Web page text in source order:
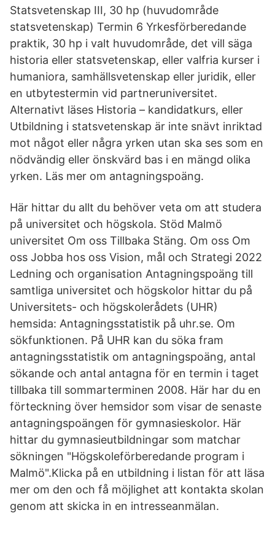
Statsvetenskap III, 30 hp (huvudområde
statsvetenskap) Termin 6 Yrkesförberedande
praktik, 30 hp i valt huvudområde, det vill säga
historia eller statsvetenskap, eller valfria kurser i
humaniora, samhällsvetenskap eller juridik, eller
en utbytestermin vid partneruniversitet.
Alternativt läses Historia – kandidatkurs, eller
Utbildning i statsvetenskap är inte snävt inriktad
mot något eller några yrken utan ska ses som en
nödvändig eller önskvärd bas i en mängd olika
yrken. Läs mer om antagningspoäng.
Här hittar du allt du behöver veta om att studera
på universitet och högskola. Stöd Malmö
universitet Om oss Tillbaka Stäng. Om oss Om
oss Jobba hos oss Vision, mål och Strategi 2022
Ledning och organisation Antagningspoäng till
samtliga universitet och högskolor hittar du på
Universitets- och högskolerådets (UHR)
hemsida: Antagningsstatistik på uhr.se. Om
sökfunktionen. På UHR kan du söka fram
antagningsstatistik om antagningspoäng, antal
sökande och antal antagna för en termin i taget
tillbaka till sommarterminen 2008. Här har du en
förteckning över hemsidor som visar de senaste
antagningspoängen för gymnasieskolor. Här
hittar du gymnasieutbildningar som matchar
sökningen "Högskoleförberedande program i
Malmö".Klicka på en utbildning i listan för att läsa
mer om den och få möjlighet att kontakta skolan
genom att skicka in en intresseanmälan.